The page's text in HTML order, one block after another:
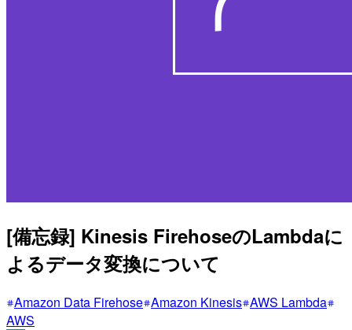
[備忘録] Kinesis FirehoseのLambdaに
よるデータ変換について
Amazon Data Firehose Amazon Kinesis AWS Lambda
AWS